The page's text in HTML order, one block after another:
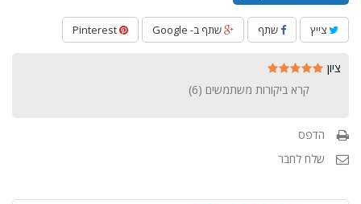
צייץ שתף שתף ב- Google
ציון
קרא ביקורות משתמשים (6
)
הדפס
שלח לחבר